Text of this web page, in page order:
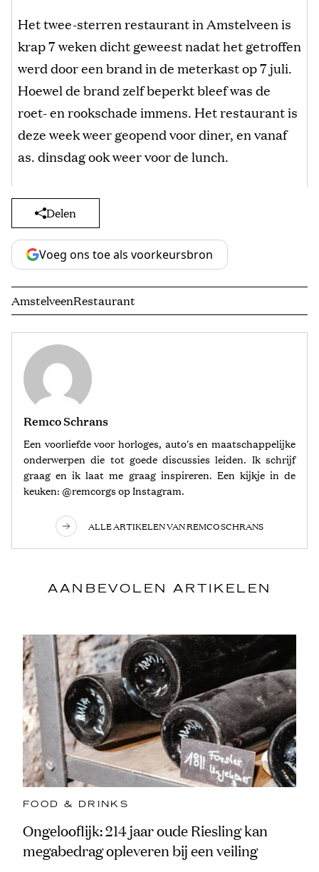
Het twee-sterren restaurant in Amstelveen is
krap 7 weken dicht geweest nadat het getroffen
werd door een brand in de meterkast op 7 juli.
Hoewel de brand zelf beperkt bleef was de
roet- en rookschade immens. Het restaurant is
deze week weer geopend voor diner, en vanaf
as. dinsdag ook weer voor de lunch.
Delen
Voeg ons toe als voorkeursbron
AmstelveenRestaurant
Remco Schrans
Een voorliefde voor horloges, auto's en maatschappelijke
onderwerpen die tot goede discussies leiden. Ik schrijf
graag en ik laat me graag inspireren. Een kijkje in de
keuken: @remcorgs op Instagram.
ALLE ARTIKELEN VAN REMCO SCHRANS
AANBEVOLEN ARTIKELEN
FOOD & DRINKS
Ongelooflijk: 214 jaar oude Riesling kan
megabedrag opleveren bij een veiling